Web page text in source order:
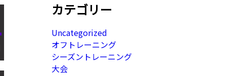
カテゴリー
Uncategorized
オフトレーニング
シーズントレーニング
大会